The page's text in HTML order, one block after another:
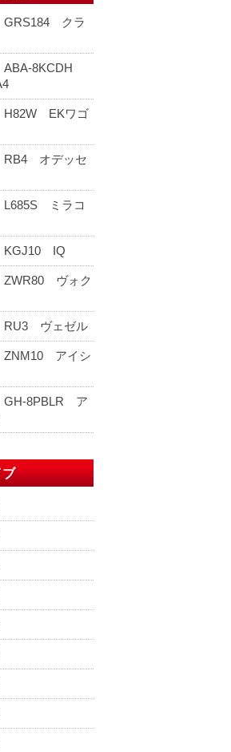
クラ
8KCDH
EKワゴ
オデッセ
ミラコ
KGJ10 IQ
ヴォク
ヴェゼル
アイシ
8PBLR ア
ブ